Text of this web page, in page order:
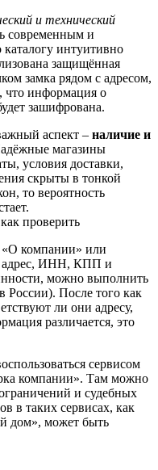
и технический
современным и
интуитивно
защищённая
замка рядом с адресом,
что информация о
зашифрована.
аспект – наличие и
магазины
условия доставки,
скрыты в тонкой
то вероятность
проверить
«О компании» или
адрес, ИНН, КПП и
можно выполнить
России). После того как
ли они адресу,
различается, это
сервисом
компании». Там можно
и судебных
в таких сервисах, как
дом», может быть